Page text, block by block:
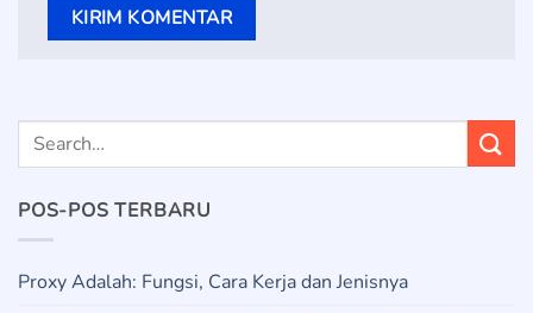
POS-POS TERBARU
Proxy Adalah: Fungsi, Cara Kerja dan Jenisnya